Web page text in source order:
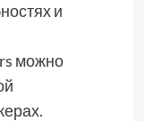
и
можно